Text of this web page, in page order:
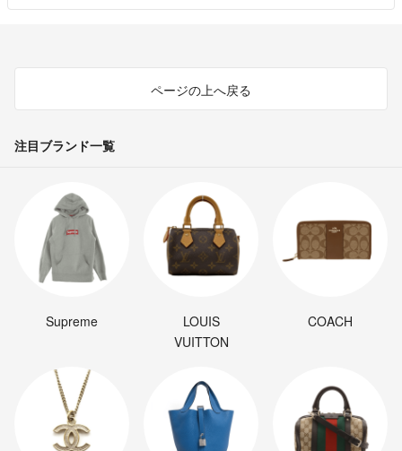
ページの上へ戻る
注目ブランド一覧
Supreme
LOUIS
VUITTON
COACH